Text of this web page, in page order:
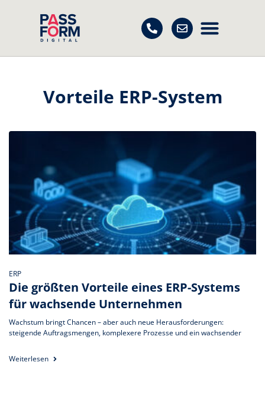
Vorteile ERP-System
ERP
Die größten Vorteile eines ERP-Systems
für wachsende Unternehmen
Wachstum bringt Chancen – aber auch neue Herausforderungen:
steigende Auftragsmengen, komplexere Prozesse und ein wachsender
Weiterlesen